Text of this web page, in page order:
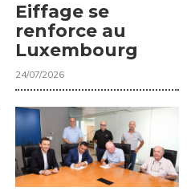
Eiffage se
renforce au
Luxembourg
24/07/2026